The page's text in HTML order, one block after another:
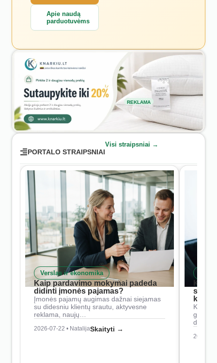
Apie naudą
parduotuvėms
REKLAMA
PORTALO STRAIPSNIAI
Visi straipsniai →
Verslas ir ekonomika
Kaip pardavimo mokymai padeda
didinti įmonės pajamas?
Įmonės pajamų augimas dažnai siejamas
su didesniu klientų srautu, aktyvesne
reklama, naujų…
2026-07-22 • NatalijaSkaityti →
Kaip
2026-